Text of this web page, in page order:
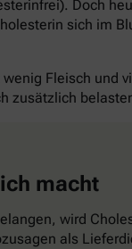
Doch
sich im
Fleisch und
zusätzlich
macht
wird
als